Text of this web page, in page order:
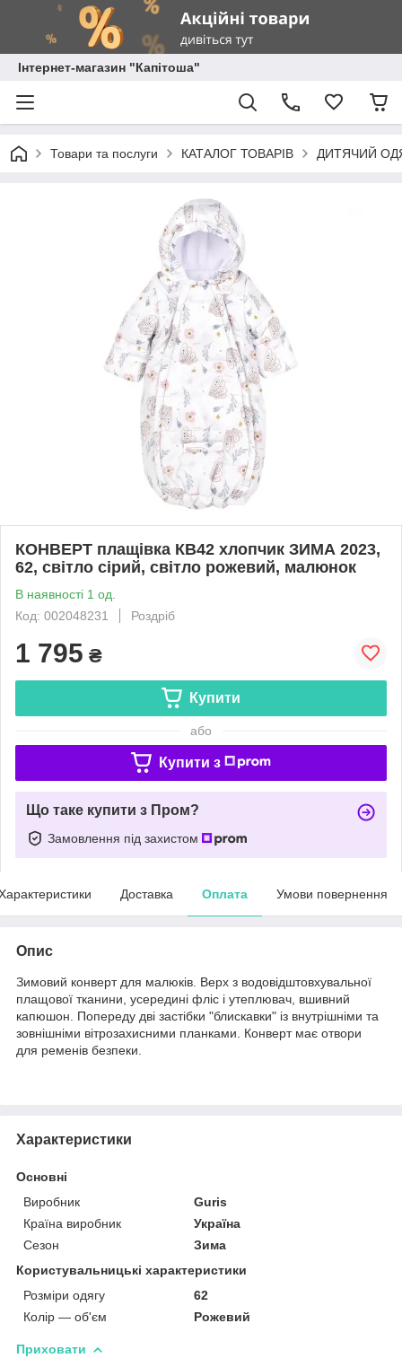
Інтернет-магазин "Капітоша"
Товари та послуги КАТАЛОГ ТОВАРІВ ДИТЯЧИЙ
КОНВЕРТ плащівка КВ42 хлопчик ЗИМА 2023,
62, світло сірий, світло рожевий, малюнок
В наявності 1 од.
Код: 002048231
Роздріб
1 795 ₴
Купити
або
Купити з
Що таке купити з Пром?
Замовлення під захистом
Доставка Оплата Умови повернення
Опис
Зимовий конверт для малюків. Верх з водовідштовхувальної
плащової тканини, усередині фліс і утеплювач, вшивний
капюшон. Попереду дві застібки "блискавки" із внутрішніми та
зовнішніми вітрозахисними планками. Конверт має отвори
для ременів безпеки.
Характеристики
Основні
Виробник
Guris
Країна виробник
Україна
Сезон
Зима
Користувальницькі характеристики
Розміри одягу
62
Колір — об'єм
Рожевий
Приховати